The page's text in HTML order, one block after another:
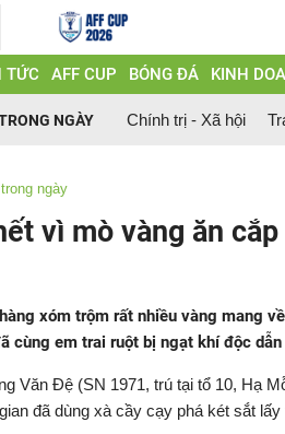
TỨC AFF CUP BÓNG ĐÁ KINH
NGÀY Chính trị - Xã hội
ngày
vì mò vàng ăn
xóm trộm rất nhiều vàng mang
cùng em trai ruột bị ngạt khí độc
Văn Đệ (SN 1971, trú tại tổ 10, Hạ
đã dùng xà cầy cạy phá két sắt